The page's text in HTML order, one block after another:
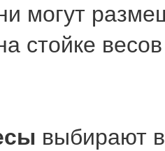
могут
стойке
выбирают